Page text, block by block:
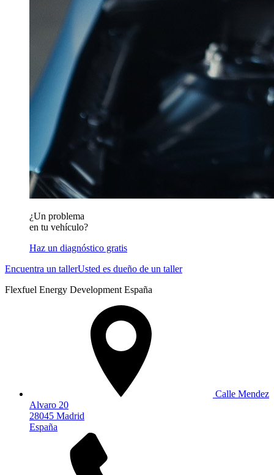
¿Un problema
en tu vehículo?
Haz un diagnóstico gratis
Encuentra un tallerUsted es dueño de un taller
Flexfuel Energy Development España
Calle Mendez
Alvaro 20
28045 Madrid
España